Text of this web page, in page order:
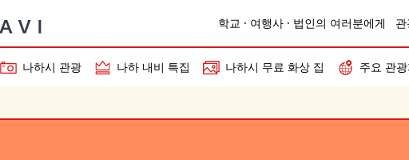
학교 · 여행사 · 법인의 여러분에게
나하시 관광 나하 내비 특집 나하시 무료 화상 집 주요 관